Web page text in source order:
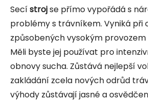
Secístrojse přímo vypořádá s
problémy s trávníkem. Vyniká při
způsobených vysokým
Měli byste jej používat pro
obnovy sucha. Zůstává nejlepší
zakládání zcela nových odrůd
výhody zůstávají jasné a